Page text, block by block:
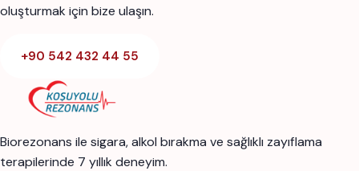
oluşturmak için bize ulaşın.
+90 542 432 44 55
Biorezonans ile sigara, alkol bırakma ve sağlıklı zayıflama
terapilerinde 7 yıllık deneyim.